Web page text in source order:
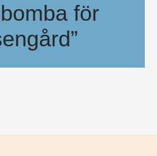
för
och Irak – om inte bråken i